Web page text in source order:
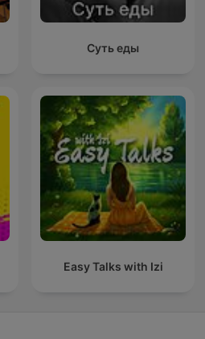
Суть еды
Easy Talks with Izi